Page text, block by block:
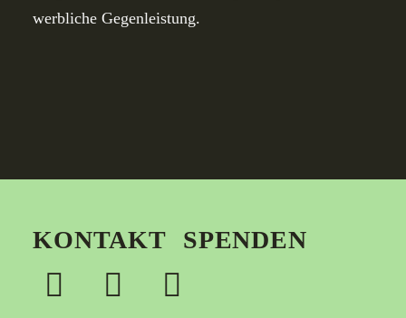
werbliche Gegenleistung.
KONTAKT SPENDEN